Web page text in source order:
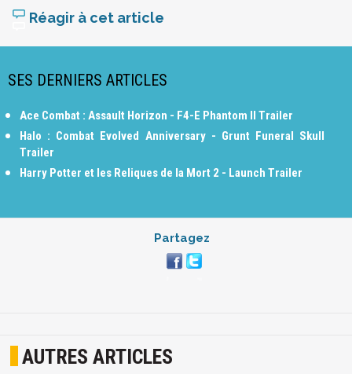
Réagir à cet article
SES DERNIERS ARTICLES
Ace Combat : Assault Horizon - F4-E Phantom II Trailer
Halo : Combat Evolved Anniversary - Grunt Funeral Skull
Trailer
Harry Potter et les Reliques de la Mort 2 - Launch Trailer
Partagez
AUTRES ARTICLES